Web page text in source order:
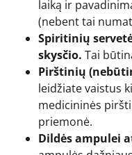
laiką ir
(nebent tai
Spiritinių
skysčio. Tai
Pirštinių
leidžiate vaistus
medicininės
priemonė.
Dildės ampulei